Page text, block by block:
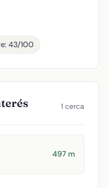
43/100
1 cerca
497 m